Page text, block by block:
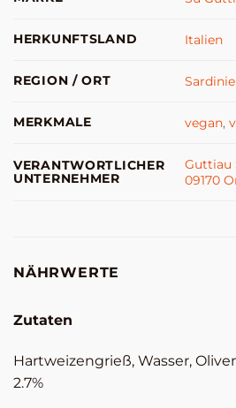
HERKUNFTSLAND Italien
REGION / ORT
MERKMALE vegan,
VERANTWORTLICHER
UNTERNEHMER
Guttiau
09170
NÄHRWERTE
Zutaten
Hartweizengrieß, Wasser,
2.7%